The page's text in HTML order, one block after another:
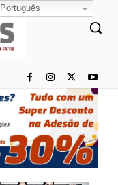
Português